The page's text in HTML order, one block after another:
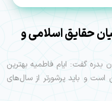
حقایق اسلامی و
بدره گفت: ایام فاطمیه بهترین
و باید پرشور‌تر از سال‌های